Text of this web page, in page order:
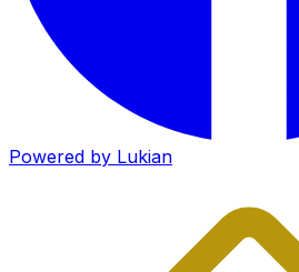
Powered by Lukian